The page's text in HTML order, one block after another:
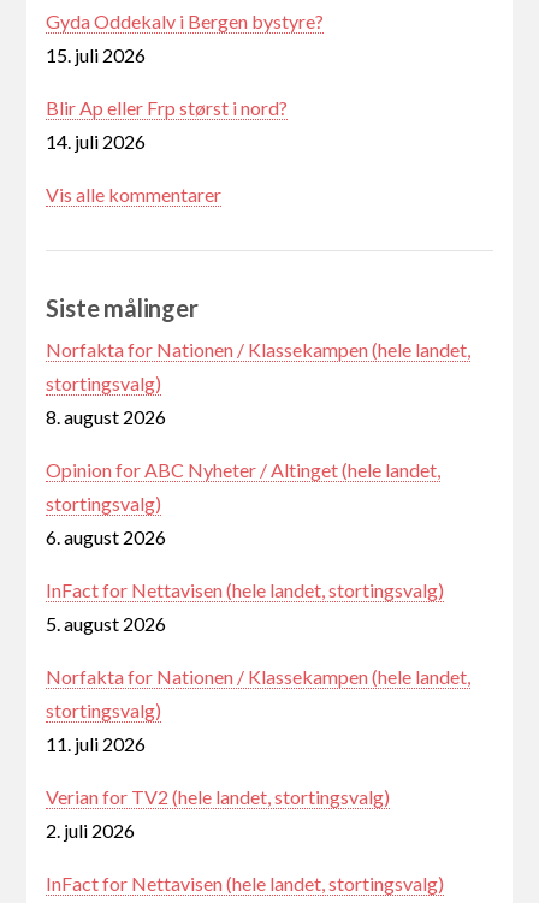
Gyda Oddekalv i Bergen bystyre?
15. juli 2026
Blir Ap eller Frp størst i nord?
14. juli 2026
Vis alle kommentarer
Siste målinger
Norfakta for Nationen / Klassekampen (hele landet,
stortingsvalg)
8. august 2026
Opinion for ABC Nyheter / Altinget (hele landet,
stortingsvalg)
6. august 2026
InFact for Nettavisen (hele landet, stortingsvalg)
5. august 2026
Norfakta for Nationen / Klassekampen (hele landet,
stortingsvalg)
11. juli 2026
Verian for TV2 (hele landet, stortingsvalg)
2. juli 2026
InFact for Nettavisen (hele landet, stortingsvalg)